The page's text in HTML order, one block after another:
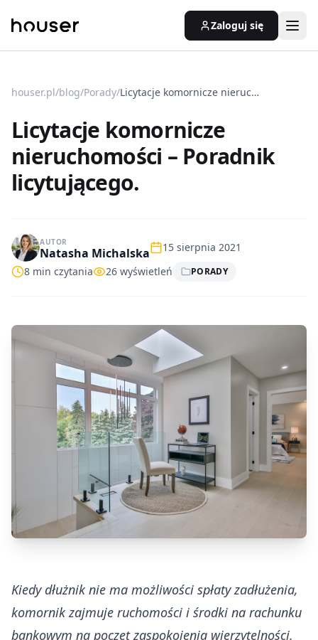
Zaloguj się
houser.pl/blog/Porady/ Licytacje komornicze nieruchomości – Poradnik licytującego.
Licytacje komornicze
nieruchomości – Poradnik
licytującego.
AUTOR
Natasha Michalska
15 sierpnia 2021
8 min czytania 26 wyświetleń PORADY
Kiedy dłużnik nie ma możliwości spłaty zadłużenia,
komornik zajmuje ruchomości i środki na rachunku
bankowym na poczet zaspokojenia wierzytelności.